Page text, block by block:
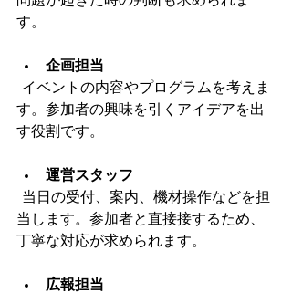
す。
企画担当
す。参加者の興味を引くアイデアを出
す役割です。
運営スタッフ
当します。参加者と直接接するため、
丁寧な対応が求められます。
広報担当